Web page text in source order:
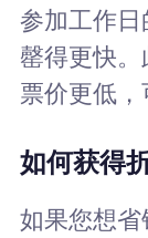
参加工作
罄得更快
票价更低，
如何获得
如果您想